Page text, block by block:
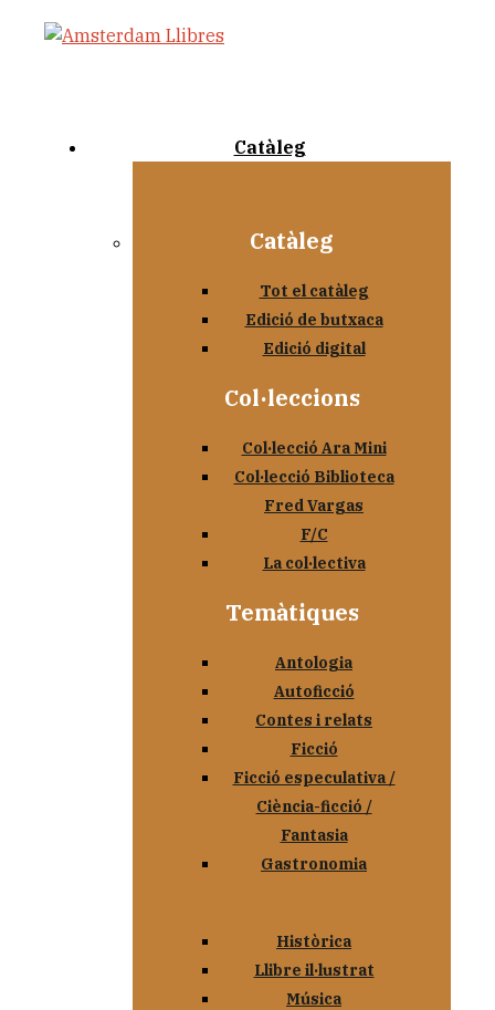
Catàleg
Catàleg
Tot el catàleg
Edició de butxaca
Edició digital
Col·leccions
Col·lecció Ara Mini
Col·lecció Biblioteca
Fred Vargas
F/C
La col·lectiva
Temàtiques
Antologia
Autoficció
Contes i relats
Ficció
Ficció especulativa /
Ciència-ficció /
Fantasia
Gastronomia
Històrica
Llibre il·lustrat
Música